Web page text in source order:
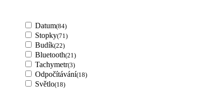
Datum(84)
Stopky(71)
Budík(22)
Bluetooth(21)
Tachymetr(3)
Odpočítávání(18)
Světlo(18)